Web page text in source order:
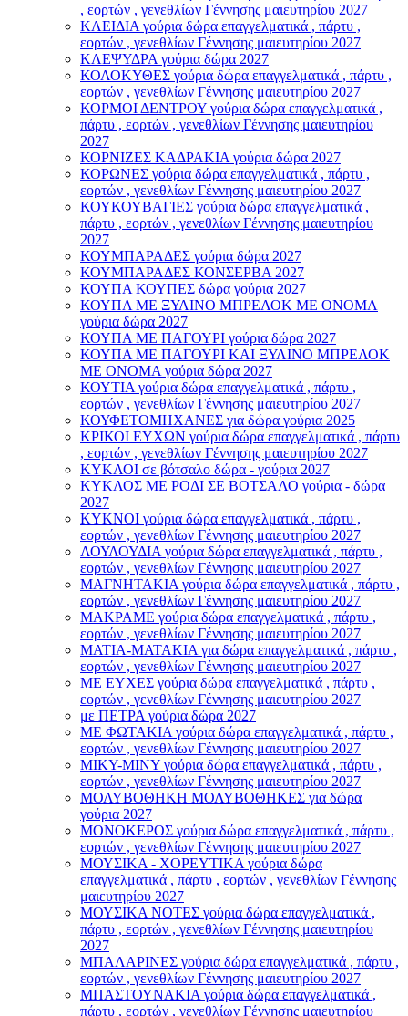
, εορτών , γενεθλίων Γέννησης μαιευτηρίου 2027
ΚΛΕΙΔΙΑ γούρια δώρα επαγγελματικά , πάρτυ ,
εορτών , γενεθλίων Γέννησης μαιευτηρίου 2027
ΚΛΕΨΥΔΡΑ γούρια δώρα 2027
ΚΟΛΟΚΥΘΕΣ γούρια δώρα επαγγελματικά , πάρτυ ,
εορτών , γενεθλίων Γέννησης μαιευτηρίου 2027
ΚΟΡΜΟΙ ΔΕΝΤΡΟΥ γούρια δώρα επαγγελματικά ,
πάρτυ , εορτών , γενεθλίων Γέννησης μαιευτηρίου
2027
ΚΟΡΝΙΖΕΣ ΚΑΔΡΑΚΙΑ γούρια δώρα 2027
ΚΟΡΩΝΕΣ γούρια δώρα επαγγελματικά , πάρτυ ,
εορτών , γενεθλίων Γέννησης μαιευτηρίου 2027
ΚΟΥΚΟΥΒΑΓΙΕΣ γούρια δώρα επαγγελματικά ,
πάρτυ , εορτών , γενεθλίων Γέννησης μαιευτηρίου
2027
ΚΟΥΜΠΑΡΑΔΕΣ γούρια δώρα 2027
ΚΟΥΜΠΑΡΑΔΕΣ ΚΟΝΣΕΡΒΑ 2027
ΚΟΥΠΑ ΚΟΥΠΕΣ δώρα γούρια 2027
ΚΟΥΠΑ ΜΕ ΞΥΛΙΝΟ ΜΠΡΕΛΟΚ ΜΕ ΟΝΟΜΑ
γούρια δώρα 2027
ΚΟΥΠΑ ΜΕ ΠΑΓΟΥΡΙ γούρια δώρα 2027
ΚΟΥΠΑ ΜΕ ΠΑΓΟΥΡΙ ΚΑΙ ΞΥΛΙΝΟ ΜΠΡΕΛΟΚ
ΜΕ ΟΝΟΜΑ γούρια δώρα 2027
ΚΟΥΤΙΑ γούρια δώρα επαγγελματικά , πάρτυ ,
εορτών , γενεθλίων Γέννησης μαιευτηρίου 2027
ΚΟΥΦΕΤΟΜΗΧΑΝΕΣ για δώρα γούρια 2025
ΚΡΙΚΟΙ ΕΥΧΩΝ γούρια δώρα επαγγελματικά , πάρτυ
, εορτών , γενεθλίων Γέννησης μαιευτηρίου 2027
ΚΥΚΛΟΙ σε βότσαλο δώρα - γούρια 2027
ΚΥΚΛΟΣ ΜΕ ΡΟΔΙ ΣΕ ΒΟΤΣΑΛΟ γούρια - δώρα
2027
ΚΥΚΝΟΙ γούρια δώρα επαγγελματικά , πάρτυ ,
εορτών , γενεθλίων Γέννησης μαιευτηρίου 2027
ΛΟΥΛΟΥΔΙΑ γούρια δώρα επαγγελματικά , πάρτυ ,
εορτών , γενεθλίων Γέννησης μαιευτηρίου 2027
ΜΑΓΝΗΤΑΚΙΑ γούρια δώρα επαγγελματικά , πάρτυ ,
εορτών , γενεθλίων Γέννησης μαιευτηρίου 2027
ΜΑΚΡΑΜΕ γούρια δώρα επαγγελματικά , πάρτυ ,
εορτών , γενεθλίων Γέννησης μαιευτηρίου 2027
ΜΑΤΙΑ-ΜΑΤΑΚΙΑ για δώρα επαγγελματικά , πάρτυ ,
εορτών , γενεθλίων Γέννησης μαιευτηρίου 2027
ΜΕ ΕΥΧΕΣ γούρια δώρα επαγγελματικά , πάρτυ ,
εορτών , γενεθλίων Γέννησης μαιευτηρίου 2027
με ΠΕΤΡΑ γούρια δώρα 2027
ΜΕ ΦΩΤΑΚΙΑ γούρια δώρα επαγγελματικά , πάρτυ ,
εορτών , γενεθλίων Γέννησης μαιευτηρίου 2027
ΜΙΚΥ-ΜΙΝΥ γούρια δώρα επαγγελματικά , πάρτυ ,
εορτών , γενεθλίων Γέννησης μαιευτηρίου 2027
ΜΟΛΥΒΟΘΗΚΗ ΜΟΛΥΒΟΘΗΚΕΣ για δώρα
γούρια 2027
ΜΟΝΟΚΕΡΟΣ γούρια δώρα επαγγελματικά , πάρτυ ,
εορτών , γενεθλίων Γέννησης μαιευτηρίου 2027
ΜΟΥΣΙΚΑ - ΧΟΡΕΥΤΙΚΑ γούρια δώρα
επαγγελματικά , πάρτυ , εορτών , γενεθλίων Γέννησης
μαιευτηρίου 2027
ΜΟΥΣΙΚΑ ΝΟΤΕΣ γούρια δώρα επαγγελματικά ,
πάρτυ , εορτών , γενεθλίων Γέννησης μαιευτηρίου
2027
ΜΠΑΛΑΡΙΝΕΣ γούρια δώρα επαγγελματικά , πάρτυ ,
εορτών , γενεθλίων Γέννησης μαιευτηρίου 2027
ΜΠΑΣΤΟΥΝΑΚΙΑ γούρια δώρα επαγγελματικά ,
πάρτυ , εορτών , γενεθλίων Γέννησης μαιευτηρίου